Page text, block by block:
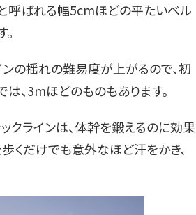
呼ばれる幅5cmほどの平たいベル
の揺れの難易度が上がるので、初
、3mほどのものもあります。
ラインは、体幹を鍛えるのに効果
くだけでも意外なほど汗をかき、